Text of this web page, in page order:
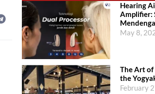
Hearing
Amplifier:
May 8,
The Art of
the
February